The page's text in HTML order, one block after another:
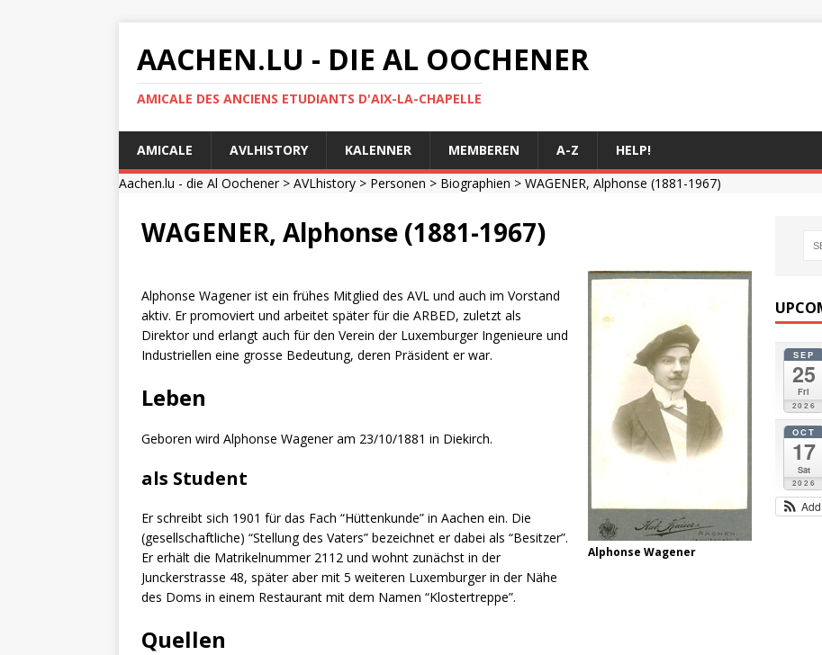
AACHEN.LU - DIE AL OOCHENER
AMICALE DES ANCIENS ETUDIANTS D'AIX-LA-CHAPELLE
AMICALE AVLHISTORY KALENNER MEMBEREN A-Z
HELP!
Aachen.lu - die Al Oochener> AVLhistory > Personen > Biographien > WAGENER, Alphonse (1881-1967)
WAGENER, Alphonse (1881-1967)
Alphonse Wagener
Alphonse Wagener ist ein frühes Mitglied des AVL und auch im Vorstand
aktiv. Er promoviert und arbeitet später für die ARBED, zuletzt als
Direktor und erlangt auch für den Verein der Luxemburger Ingenieure und
Industriellen eine grosse Bedeutung, deren Präsident er war.
Leben
Geboren wird Alphonse Wagener am 23/10/1881 in Diekirch.
als Student
Er schreibt sich 1901 für das Fach “Hüttenkunde” in Aachen ein. Die
(gesellschaftliche) “Stellung des Vaters” bezeichnet er dabei als “Besitzer”.
Er erhält die Matrikelnummer 2112 und wohnt zunächst in der
Junckerstrasse 48, später aber mit 5 weiteren Luxemburger in der Nähe
des Doms in einem Restaurant mit dem Namen “Klostertreppe”.
Quellen
SEP
25
Fri
2026
OCT
17
Sat
2026